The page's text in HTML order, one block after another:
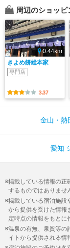
周辺のショッピ
0.44km
きよめ餅総本家
専門店
3.37
金山・熱
愛知
掲載している情報の正
するものではありませ
掲載している宿泊施設
から提供を受けた情報
定時点の情報をもとに
温泉の有無、泉質等の
イトから提供される情